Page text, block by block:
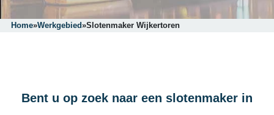
Home»Werkgebied»Slotenmaker Wijkertoren
Bent u op zoek naar een slotenmaker in